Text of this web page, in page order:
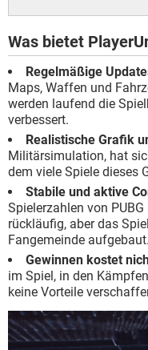
Was bietet
Regelmäßige
Maps, Waffen und
werden laufend die
verbessert.
Realistische Grafik
Militärsimulation, hat
dem viele Spiele dieses
Stabile und aktive
Spielerzahlen von
rückläufig, aber das
Fangemeinde aufgebaut.
Gewinnen kostet
im Spiel, in den
keine Vorteile